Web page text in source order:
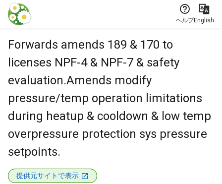
本文に飛ぶ
ヘルプEnglish
Forwards amends 189 & 170 to
licenses NPF-4 & NPF-7 & safety
evaluation.Amends modify
pressure/temp operation limitations
during heatup & cooldown & low temp
overpressure protection sys pressure
setpoints.
提供元サイトで表示